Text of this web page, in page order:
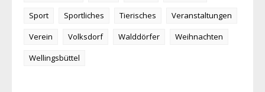
Sport
Sportliches Tierisches
Veranstaltungen
Verein
Volksdorf Walddörfer
Weihnachten
Wellingsbüttel